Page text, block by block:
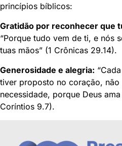
princípios bíblicos:
Gratidão por reconhecer que
“Porque tudo vem de ti, e nós
tuas mãos” (1 Crônicas 29.14).
Generosidade e alegria:
tiver proposto no coração,
necessidade, porque Deus
Coríntios 9.7).